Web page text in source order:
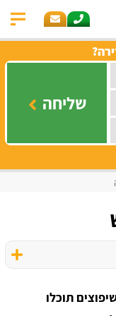
שליחה
תוכלו